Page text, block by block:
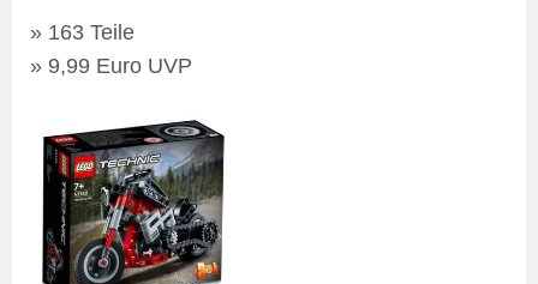
» 163 Teile
» 9,99 Euro UVP